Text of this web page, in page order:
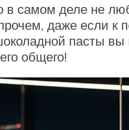
в самом деле не
даже если к
пасты вы
общего!